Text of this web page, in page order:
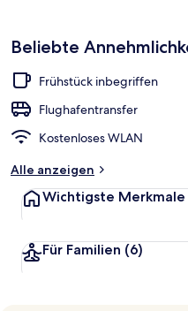
Beliebte
Frühstück inbegriffen
Flughafentransfer
Kostenloses WLAN
Alle anzeigen
Wichtigste Merkmale
Für Familien (6)